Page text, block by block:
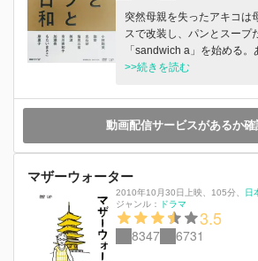
突然母親を失ったアキコは
スで改装し、パンとスープ
「sandwich a」を始める
現れ、ネコとの新しい生活
プを味わいに訪れる。
>>続きを読む
動画配信サービスがあるか確
マザーウォーター
2010年10月30日上映 105分
日
ジャンル：
ドラマ
3.5
8347 6731